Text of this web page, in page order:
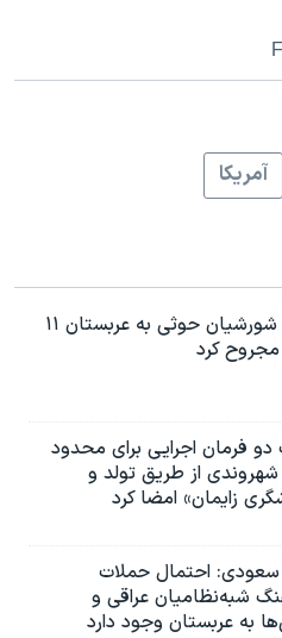
آمريکا
حمله شورشیان حوثی به عربستان ۱۱
مجروح کرد
دو فرمان اجرایی برای محدود
از طریق تولد و
زایمان» امضا کرد
سعودی: احتمال حملات
شبه‌نظامیان عراقی و
به عربستان وجود دارد